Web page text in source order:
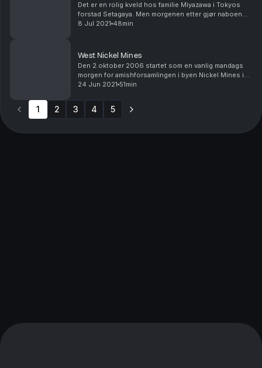
Det er en rolig kveld hos familie Miyazawa i Tokyos
forstad Setagaya. Men morgenen etter gjør naboen
deres en grufull oppdagelse. Manus av Anna
8 Jul 2021 48min
West Nickel Mines
Den 2.oktober 2006 startet som en vanlig mandags
morgen for amishforsamlingen i byen Nickel Mines i
Pennsylvania. Men når en ukjent pickup kjører opp
24 Jun 2021 51min
1 2 3 4 5